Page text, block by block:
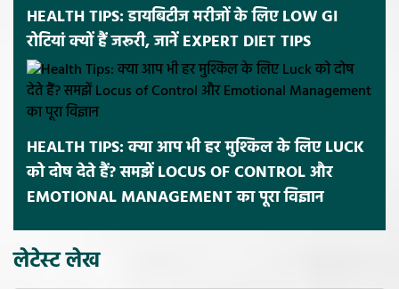
HEALTH TIPS: डायबिटीज मरीजों के लिए LOW GI
रोटियां क्यों हैं जरूरी, जानें EXPERT DIET TIPS
HEALTH TIPS: क्या आप भी हर मुश्किल के लिए LUCK
को दोष देते हैं? समझें LOCUS OF CONTROL और
EMOTIONAL MANAGEMENT का पूरा विज्ञान
लेटेस्ट लेख